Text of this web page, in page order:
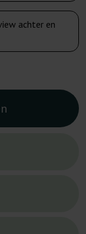
achter en